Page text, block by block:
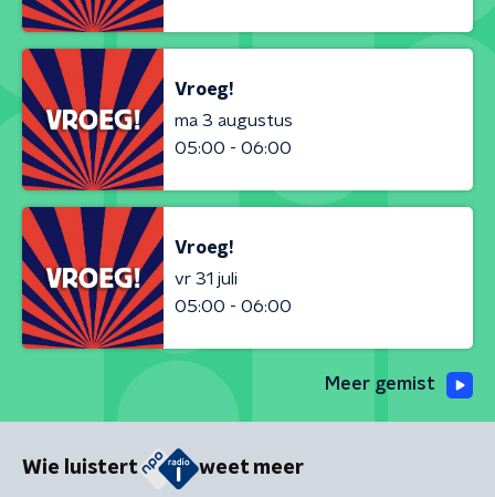
Vroeg!
ma 3 augustus
05:00 - 06:00
Vroeg!
vr 31 juli
05:00 - 06:00
Meer gemist
Wie luistert weet meer